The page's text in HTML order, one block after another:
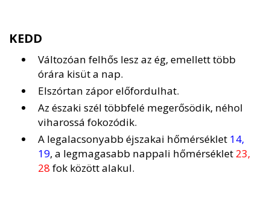
KEDD
Változóan felhős lesz az ég, emellett több
órára kisüt a nap.
Elszórtan zápor előfordulhat.
Az északi szél többfelé megerősödik, néhol
viharossá fokozódik.
A legalacsonyabb éjszakai hőmérséklet 14,
19, a legmagasabb nappali hőmérséklet 23,
28 fok között alakul.